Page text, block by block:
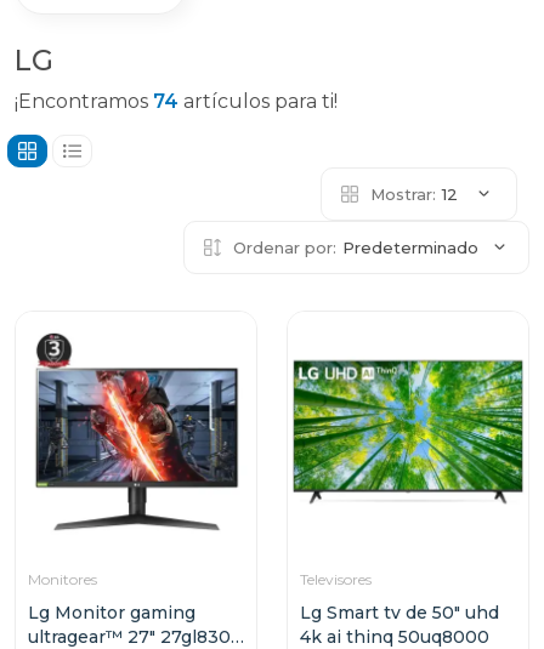
LG
¡Encontramos 74 artículos para ti!
Mostrar: 12
Ordenar por: Predeterminado
Monitores
Lg Monitor gaming
ultragear™ 27" 27gl830-
Televisores
Lg Smart tv de 50" uhd
4k ai thinq 50uq8000